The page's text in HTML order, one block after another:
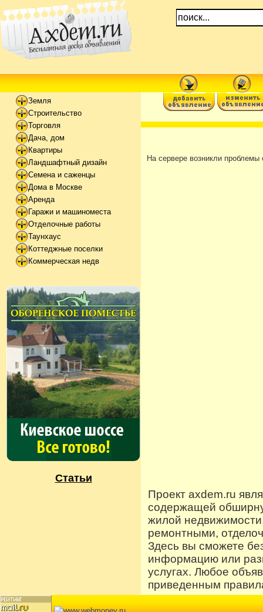
Земля
Строительство
Торговля
Дача, дом
Квартиры
Ландшафтный дизайн
Семена и саженцы
Дома в Москве
Аренда
Гаражи и машиноместа
Отделочные работы
Таунхаус
Коттеджные поселки
Коммерческая недв
Статьи
На сервере возникли проблемы
Проект axdem.ru
содержащей
жилой
ремонтными,
Здесь вы сможете
информацию или
услугах. Любое
приведенным